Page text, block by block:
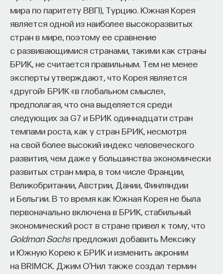
мира по паритету ВВП), Турцию. Южная Корея
является одной из наиболее высокоразвитых
стран в мире, поэтому ее сравнение
с развивающимися странами, такими как страны
БРИК, не считается правильным. Тем не менее
эксперты утверждают, что Корея является
«другой» БРИК «в глобальном смысле»,
предполагая, что она выделяется среди
следующих за G7 и БРИК одиннадцати стран
темпами роста, как у стран БРИК, несмотря
на свой более высокий индекс человеческого
развития, чем даже у большинства экономически
развитых стран мира, в том числе Франции,
Великобритании, Австрии, Дании, Финляндии
и Бельгии. В то время как Южная Корея не была
первоначально включена в БРИК, стабильный
экономический рост в стране привел к тому, что
Goldman Sachsпредложил добавить Мексику
и Южную Корею к БРИК и изменить акроним
на BRIMCK. Джим О’Нил также создал термин
в своей деятельности. Когда университет
работает только под заказ, он занимает совсем
другую роль. У классического университета есть
редкая возможность — мыслить на длинной
дистанции и реально влиять на будущее: на то,
как будет мыслить элита, как будет устроена
экономика и как в целом будет разворачиваться
общество».
Знание нельзя просто передать
«Сама проблема гораздо старше, чем может
показаться. Если преподаватель выдает задание,
студент перепоручает его нейросети, а потом
просто приносит готовый текст, это лишь делает
старую проблему совсем уж неустранимой.
Но и привычная университетская схема, в которой
преподаватель что-то рассказал, студент что-то
записал, а затем попытался пересказать это
наизусть, тоже почти не оставляет места для
Источник видео:Serious Science
6/15/2016
НАД МАТЕРИАЛОМ РАБОТАЛИ
Дейдра Макклоски
Distinguished Professor of Economics, History,
English, and Communication at the University
ЭКОНОМИКА
412 публикаций
МАРКСИЗМ
ЭКОНОМИЧЕСКИЙ РОСТ СМИТ АДАМ